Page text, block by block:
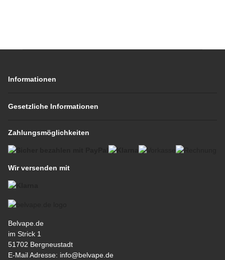
Informationen
Gesetzliche Informationen
Zahlungsmöglichkeiten
Wir versenden mit
Belvape.de
im Strick 1
51702 Bergneustadt
E-Mail Adresse: info@belvape.de